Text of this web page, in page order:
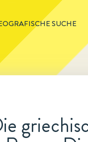
SUCHE